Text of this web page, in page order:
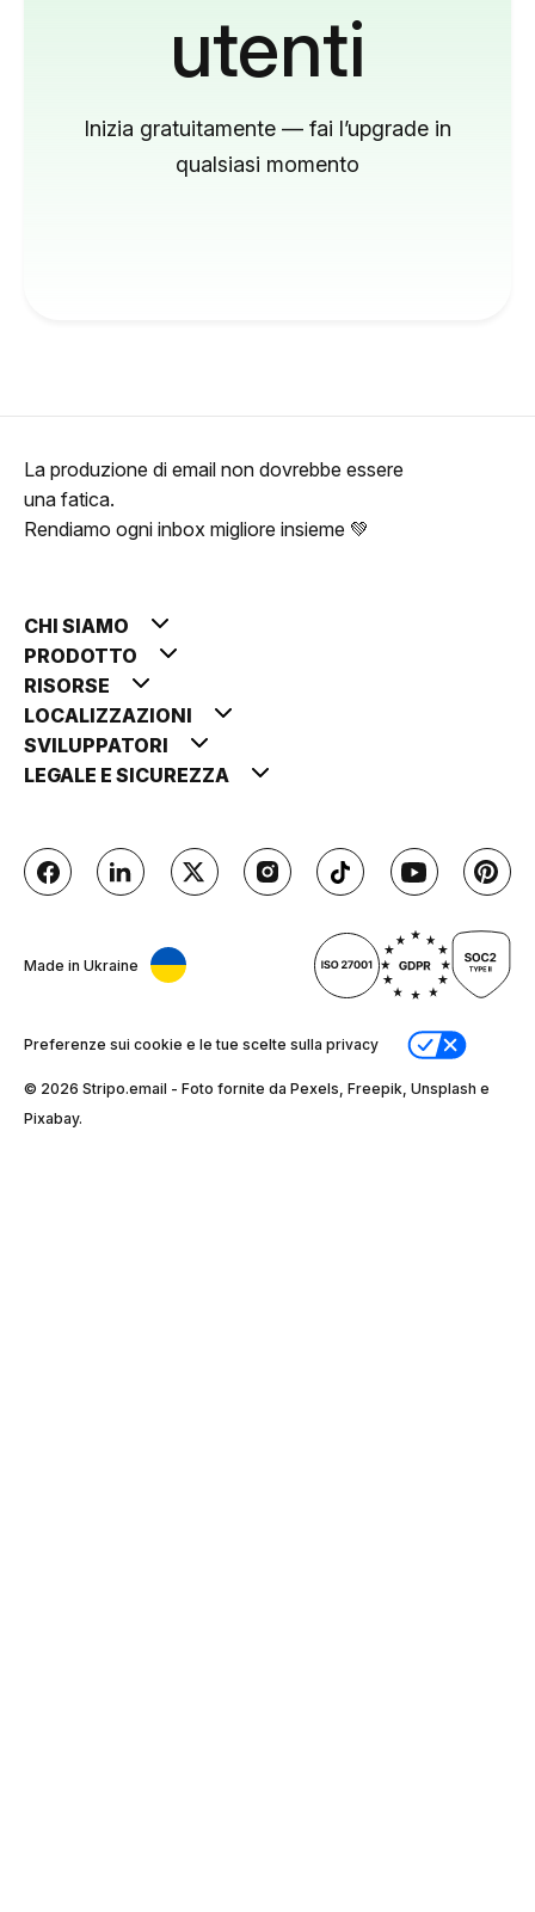
utenti
Inizia gratuitamente — fai l’upgrade in
qualsiasi momento
La produzione di email non dovrebbe essere
una fatica.
Rendiamo ogni inbox migliore insieme 💚
CHI SIAMO
PRODOTTO
RISORSE
LOCALIZZAZIONI
SVILUPPATORI
LEGALE E SICUREZZA
Made in Ukraine
Preferenze sui cookie e le tue scelte sulla privacy
© 2026 Stripо.email - Foto fornite da Pexels, Freepik, Unsplash e
Pixabay.